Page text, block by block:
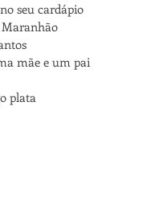
seu cardápio
Maranhão
mãe e um pai
plata